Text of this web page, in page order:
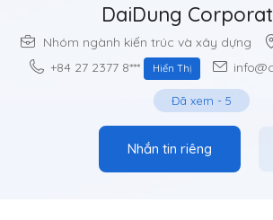
DaiDung
Nhóm ngành kiến trúc và xây dựng
+84 27 2377 8***
Hiển Thị
Đã xem - 5
Nhắn tin riêng